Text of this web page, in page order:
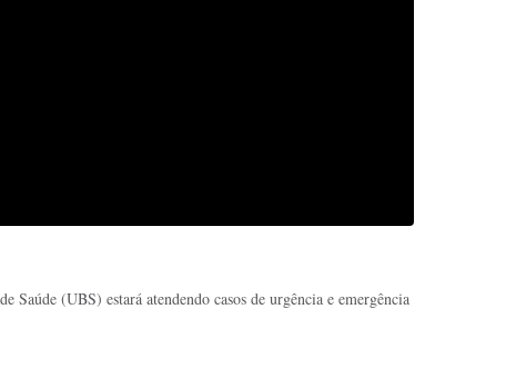
(UBS) estará atendendo casos de urgência e emergência